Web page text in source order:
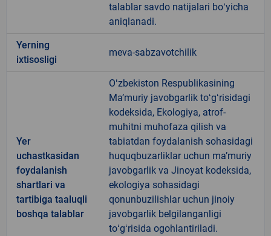
talablar savdo natijalari boʻyicha
aniqlanadi.
Yerning
ixtisosligi
meva-sabzavotchilik
Yer
uchastkasidan
foydalanish
shartlari va
tartibiga taaluqli
boshqa talablar
Oʻzbekiston Respublikasining
Maʼmuriy javobgarlik toʻgʻrisidagi
kodeksida, Ekologiya, atrof-
muhitni muhofaza qilish va
tabiatdan foydalanish sohasidagi
huquqbuzarliklar uchun maʼmuriy
javobgarlik va Jinoyat kodeksida,
ekologiya sohasidagi
qonunbuzilishlar uchun jinoiy
javobgarlik belgilanganligi
toʻgʻrisida ogohlantiriladi.